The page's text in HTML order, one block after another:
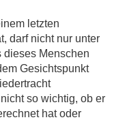
letzten
darf nicht nur unter
dieses Menschen
Gesichtspunkt
so wichtig, ob er
hat oder